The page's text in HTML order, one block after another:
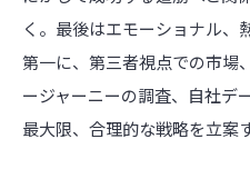
く。最後はエモーショナル、
第一に、第三者視点での市場
ージャーニーの調査、自社デ
最大限、合理的な戦略を立案